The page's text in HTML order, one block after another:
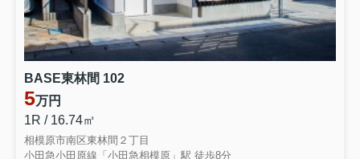
BASE東林間 102
5万円
1R / 16.74㎡
相模原市南区東林間２丁目
小田急小田原線「小田急相模原」駅 徒歩8分